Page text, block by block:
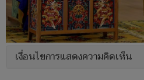
เงื่อนไขการแสดงความคิดเห็น